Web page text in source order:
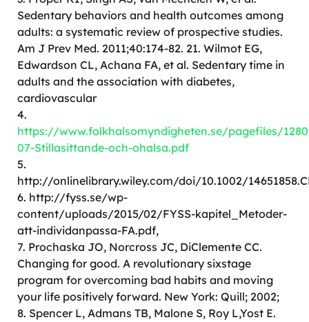
Sedentary behaviors and health outcomes among
adults: a systematic review of prospective studies.
Am J Prev Med. 2011;40:174-82. 21. Wilmot EG,
Edwardson CL, Achana FA, et al. Sedentary time in
adults and the association with diabetes,
cardiovascular
4.
https://www.folkhalsomyndigheten.se/pagefiles/
07-Stillasittande-och-ohalsa.pdf
5.
http://onlinelibrary.wiley.com/doi/10.1002/
6. http://fyss.se/wp-
content/uploads/2015/02/FYSS-kapitel_Metoder-
att-individanpassa-FA.pdf,
7. Prochaska JO, Norcross JC, DiClemente CC.
Changing for good. A revolutionary sixstage
program for overcoming bad habits and moving
your life positively forward. New York: Quill; 2002;
8. Spencer L, Admans TB, Malone S, Roy L,Yost E.